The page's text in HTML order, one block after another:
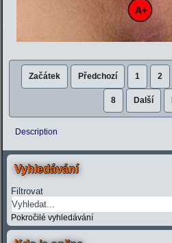
Začátek Předchozí 1 2
8 Další
Description
Vyhledávání
Filtrovat
Pokročilé vyhledávání